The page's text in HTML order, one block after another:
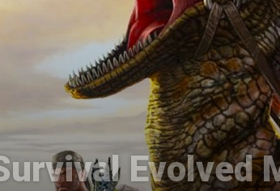
Evolved